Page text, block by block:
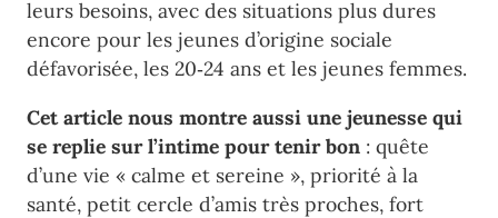
leurs besoins, avec des situations plus dures
encore pour les jeunes d’origine sociale
défavorisée, les 20‑24 ans et les jeunes femmes.
Cet article nous montre aussi une jeunesse qui
se replie sur l’intime pour tenir bon : quête
d’une vie « calme et sereine », priorité à la
santé, petit cercle d’amis très proches, fort